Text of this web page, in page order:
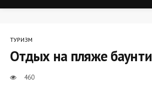
ТУРИЗМ
Отдых на пляже баунти
460